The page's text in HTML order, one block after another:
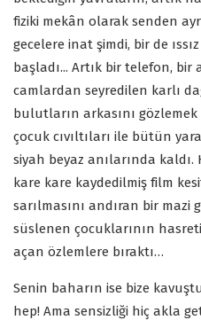
fiziki mekân olarak senden
gecelere inat şimdi, bir de
başladı... Artık bir telefon, bir
camlardan seyredilen karlı
bulutların arkasını
çocuk cıvıltıları ile bütün
siyah beyaz anılarında
kare kare kaydedilmiş film
sarılmasını andıran bir
süslenen çocuklarının
açan özlemlere bıraktı…
Senin baharın ise bize
hep! Ama sensizliği hiç akla